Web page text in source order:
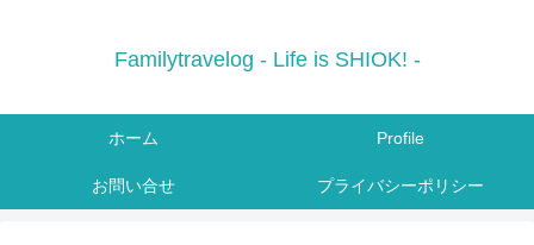
Familytravelog - Life is SHIOK! -
ホーム Profile
お問い合せ プライバシーポリシー